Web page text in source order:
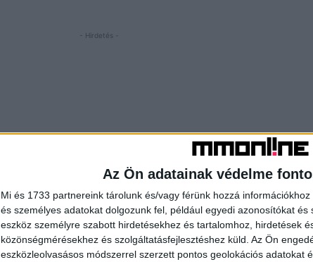
Az Ön adatainak védelme
Mi és 1733 partnereink tárolunk és/vagy férünk hozzá
és személyes adatokat dolgozunk fel, például egyedi azonosítókat
eszköz személyre szabott hirdetésekhez és tartalomhoz, hirdetések
közönségmérésekhez és szolgáltatásfejlesztéshez küld. Az Ön
eszközleolvasásos módszerrel szerzett pontos geolokációs adatokat
- Hirdetés -